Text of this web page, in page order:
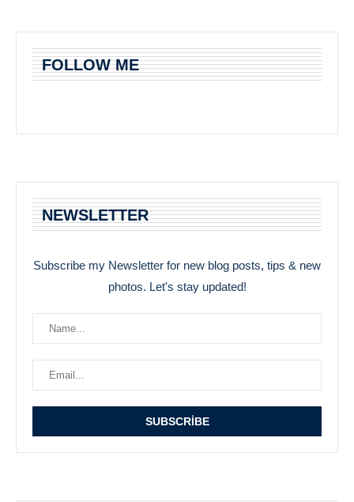
FOLLOW ME
NEWSLETTER
Subscribe my Newsletter for new blog posts, tips & new
photos. Let's stay updated!